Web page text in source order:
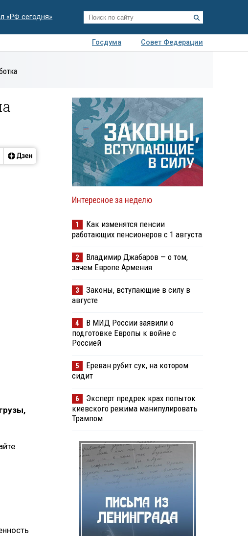
«РФ сегодня»
Госдума
Совет Федерации
экспертиза
Интересное за неделю
1
Как изменятся пенсии
работающих пенсионеров с 1 августа
2
Владимир Джабаров — о том,
зачем Европе Армения
3
Законы, вступающие в силу в
августе
4
В МИД России заявили о
подготовке Европы к войне с
Россией
5
Ереван рубит сук, на котором
сидит
6
Эксперт предрек крах попыток
киевского режима манипулировать
Трампом